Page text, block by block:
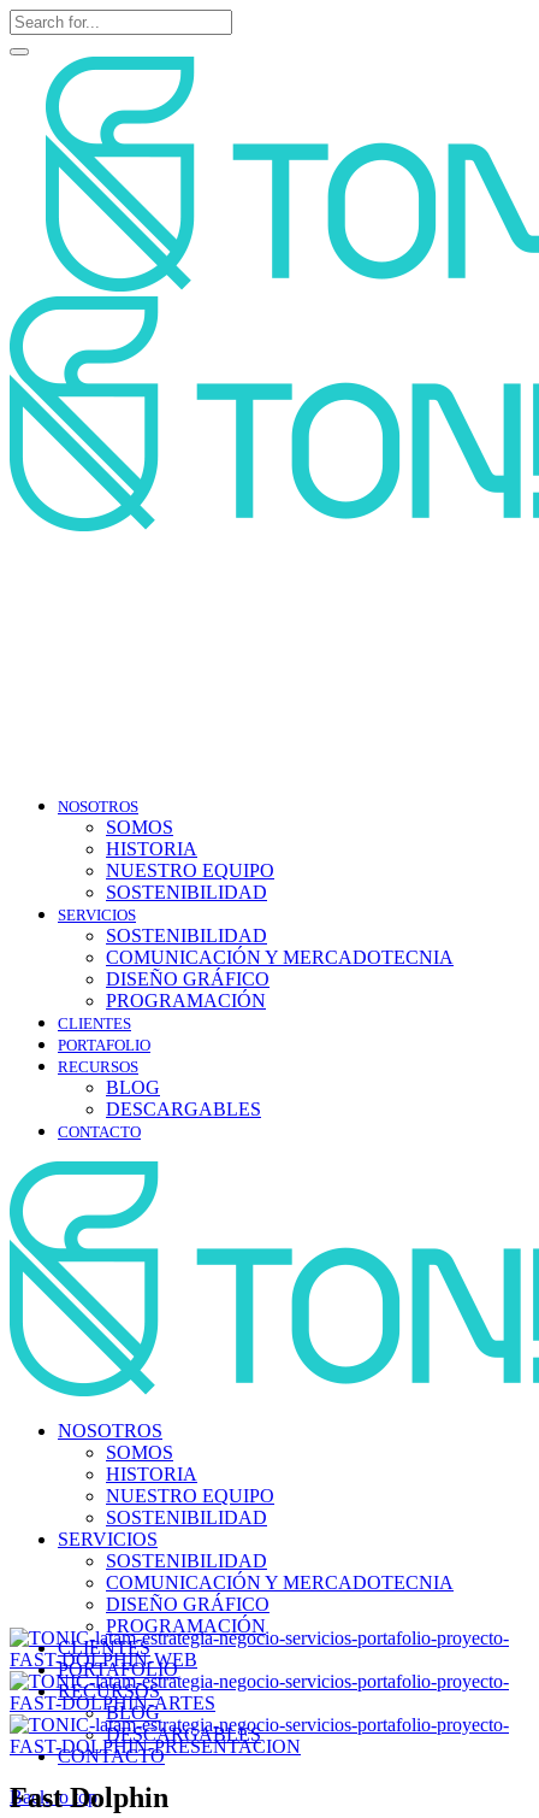
NOSOTROS
SOMOS
HISTORIA
NUESTRO EQUIPO
SOSTENIBILIDAD
SERVICIOS
SOSTENIBILIDAD
COMUNICACIÓN Y MERCADOTECNIA
DISEÑO GRÁFICO
PROGRAMACIÓN
CLIENTES
PORTAFOLIO
RECURSOS
BLOG
DESCARGABLES
CONTACTO
NOSOTROS
SOMOS
HISTORIA
NUESTRO EQUIPO
SOSTENIBILIDAD
SERVICIOS
SOSTENIBILIDAD
COMUNICACIÓN Y MERCADOTECNIA
DISEÑO GRÁFICO
PROGRAMACIÓN
CLIENTES
PORTAFOLIO
RECURSOS
BLOG
DESCARGABLES
CONTACTO
Back to top
Fast Dolphin